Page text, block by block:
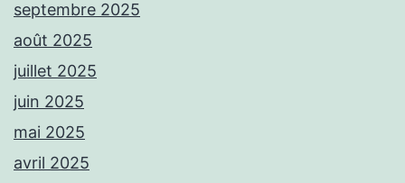
septembre 2025
août 2025
juillet 2025
juin 2025
mai 2025
avril 2025